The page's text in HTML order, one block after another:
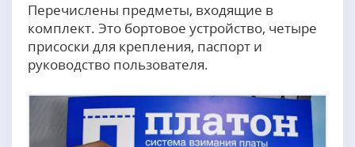
Перечислены предметы, входящие в
комплект. Это бортовое устройство, четыре
присоски для крепления, паспорт и
руководство пользователя.